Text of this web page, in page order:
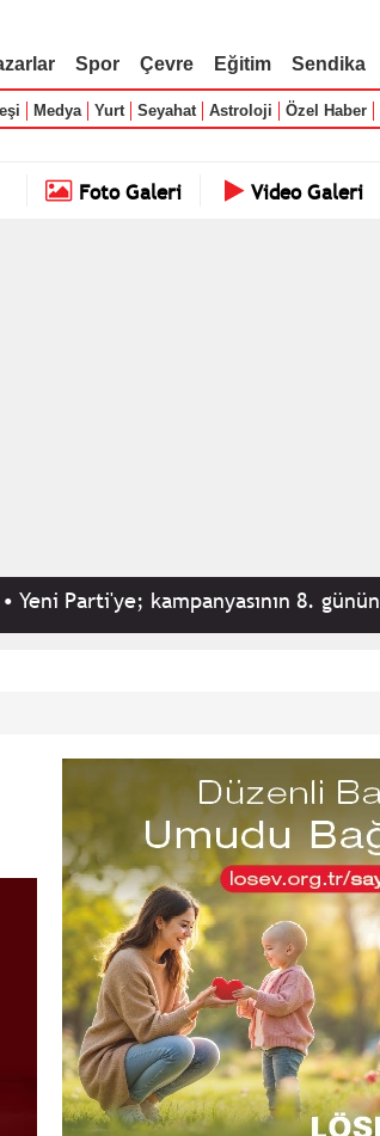
Spor Çevre Eğitim Sendika
Medya Yurt Seyahat Astroloji Özel Haber
Foto Galeri Video Galeri
kampanyasının 8. gününde